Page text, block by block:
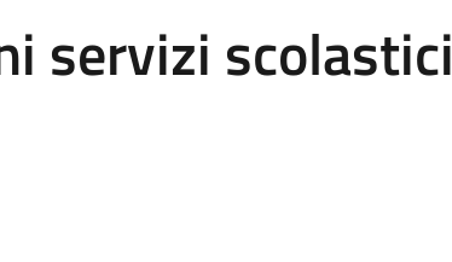
servizi scolastici